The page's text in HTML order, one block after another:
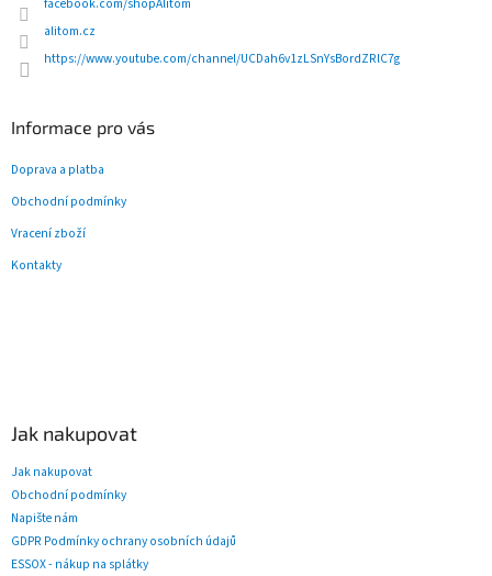
facebook.com/shopAlitom
alitom.cz
https://www.youtube.com/channel/UCDah6v1zLSnYsBordZRlC7g
Informace pro vás
Doprava a platba
Obchodní podmínky
Vracení zboží
Kontakty
Jak nakupovat
Jak nakupovat
Obchodní podmínky
Napište nám
GDPR Podmínky ochrany osobních údajů
ESSOX - nákup na splátky